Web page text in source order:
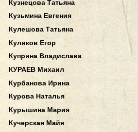
Кузнецова Татьяна
Кузьмина Евгения
Кулешова Татьяна
Куликов Егор
Куприна Владислава
КУРАЕВ Михаил
Курбанова Ирина
Курова Наталья
Курышина Мария
Кучерская Майя